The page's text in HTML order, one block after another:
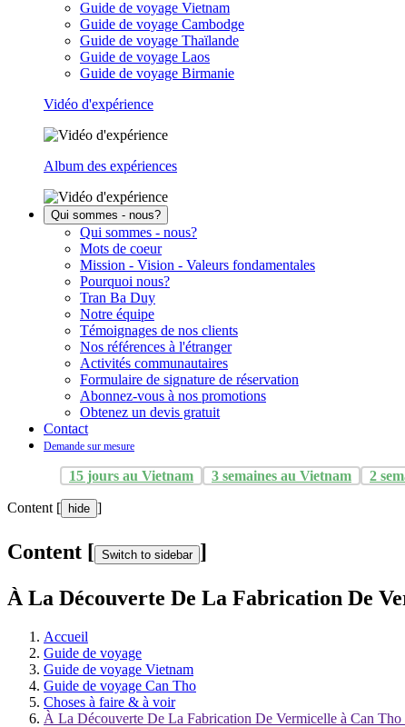
Guide de voyage Vietnam
Guide de voyage Cambodge
Guide de voyage Thaïlande
Guide de voyage Laos
Guide de voyage Birmanie
Vidéo d'expérience
Album des expériences
Qui sommes - nous?
Qui sommes - nous?
Mots de coeur
Mission - Vision - Valeurs fondamentales
Pourquoi nous?
Tran Ba Duy
Notre équipe
Témoignages de nos clients
Nos références à l'étranger
Activités communautaires
Formulaire de signature de réservation
Abonnez-vous à nos promotions
Obtenez un devis gratuit
Contact
Demande sur mesure
15 jours au Vietnam 3 semaines au Vietnam 2
Content [ hide ]
Content [ Switch to sidebar ]
À La Découverte De La Fabrication De
Accueil
Guide de voyage
Guide de voyage Vietnam
Guide de voyage Can Tho
Choses à faire & à voir
À La Découverte De La Fabrication De Vermicelle à Can Tho